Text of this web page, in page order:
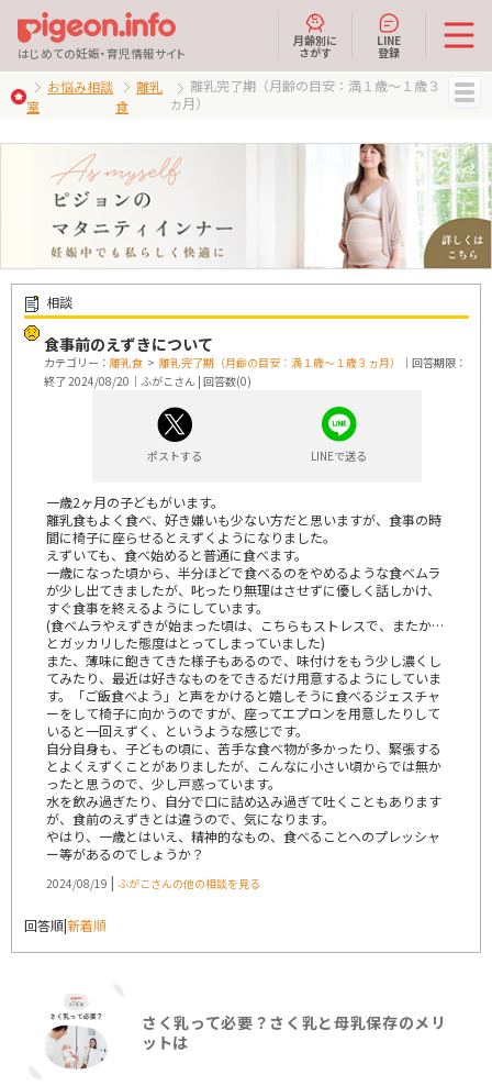
はじめての妊娠・育児情報サイト
月齢別に
さがす
LINE
登録
お悩み相談
室
離乳
食
離乳完了期（月齢の目安：満１歳～１歳３
ヵ月）
相談
食事前のえずきについて
カテゴリー： 離乳食 > 離乳完了期（月齢の目安：満１歳～１歳３ヵ月）
｜回答期限：
終了 2024/08/20｜ふがこさん | 回答数(0)
ポストする LINEで送る
一歳2ヶ月の子どもがいます。
離乳食もよく食べ、好き嫌いも少ない方だと思いますが、食事の時
間に椅子に座らせるとえずくようになりました。
えずいても、食べ始めると普通に食べます。
一歳になった頃から、半分ほどで食べるのをやめるような食べムラ
が少し出てきましたが、叱ったり無理はさせずに優しく話しかけ、
すぐ食事を終えるようにしています。
(食べムラやえずきが始まった頃は、こちらもストレスで、またか…
とガッカリした態度はとってしまっていました)
また、薄味に飽きてきた様子もあるので、味付けをもう少し濃くし
てみたり、最近は好きなものをできるだけ用意するようにしていま
す。「ご飯食べよう」と声をかけると嬉しそうに食べるジェスチャ
ーをして椅子に向かうのですが、座ってエプロンを用意したりして
いると一回えずく、というような感じです。
自分自身も、子どもの頃に、苦手な食べ物が多かったり、緊張する
とよくえずくことがありましたが、こんなに小さい頃からでは無か
ったと思うので、少し戸惑っています。
水を飲み過ぎたり、自分で口に詰め込み過ぎて吐くこともあります
が、食前のえずきとは違うので、気になります。
やはり、一歳とはいえ、精神的なもの、食べることへのプレッシャ
ー等があるのでしょうか？
2024/08/19 | ふがこさんの他の相談を見る
回答順|新着順
さく乳って必要？さく乳と母乳保存のメリ
ットは